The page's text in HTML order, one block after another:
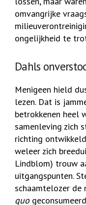
omvangrijke
ongelijkheid te
Dahls
Menigeen hield
lezen. Dat is
betrokkenen heel
samenleving zich
richting
weleer zich
Lindblom) trouw
uitgangspunten.
schaamtelozer de
quo